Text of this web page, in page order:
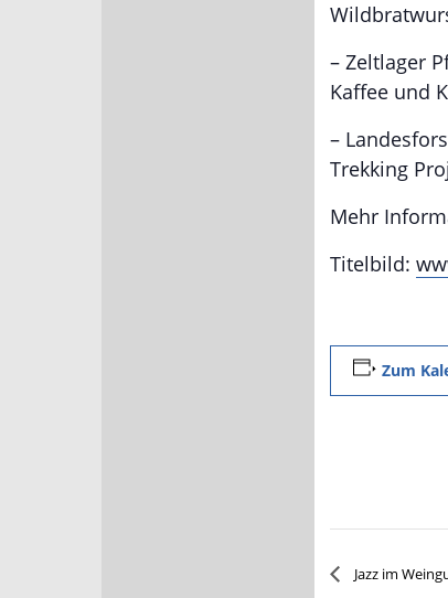
– Zeltlager
Kaffee und
–
Trekking
Mehr
Titelbild:
Zum
Jazz im